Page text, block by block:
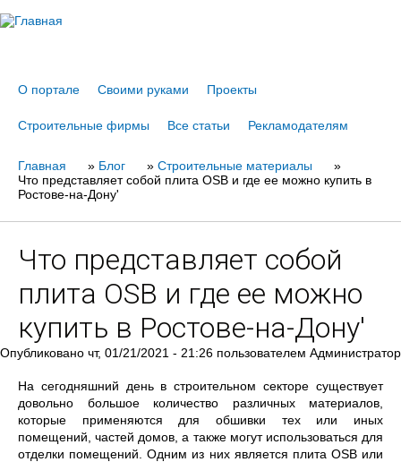
О портале Своими руками Проекты
Строительные фирмы Все статьи Рекламодателям
Вы
здесь
Главная » Блог » Строительные материалы
»
Что представляет собой плита OSB и где ее можно купить в
Ростове-на-Дону'
Что представляет собой
плита OSB и где ее можно
купить в Ростове-на-Дону'
Опубликовано чт, 01/21/2021 - 21:26 пользователем Администратор
На сегодняшний день в строительном секторе существует
довольно большое количество различных материалов,
которые применяются для обшивки тех или иных
помещений, частей домов, а также могут использоваться для
отделки помещений. Одним из них является плита OSB или